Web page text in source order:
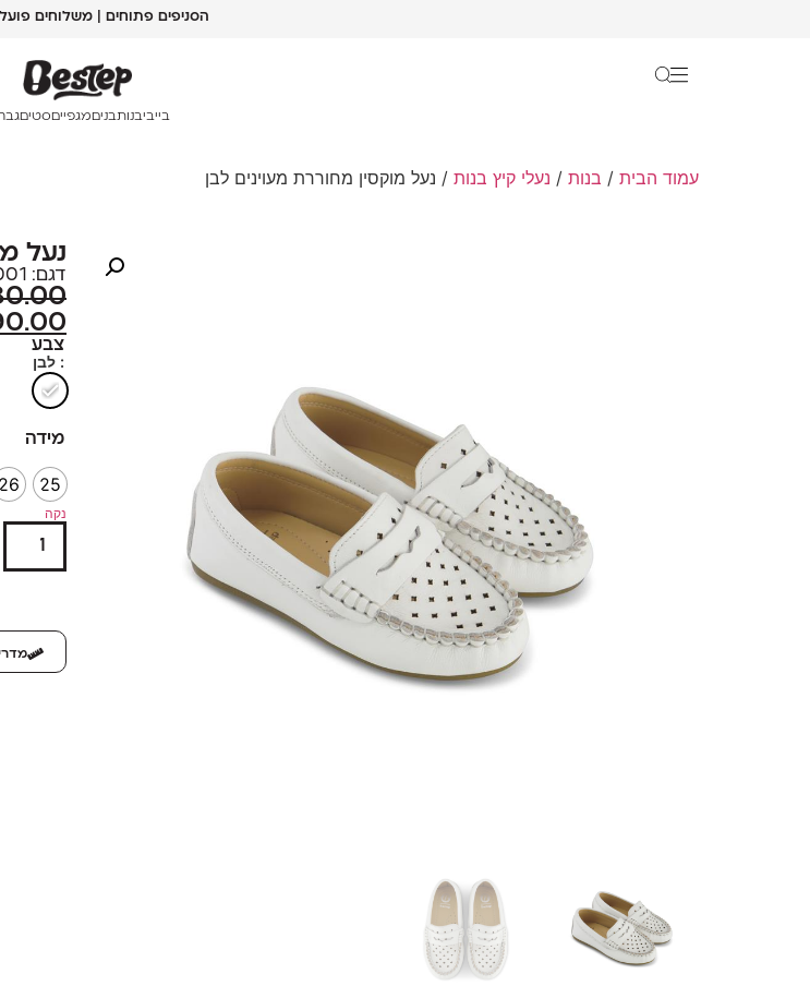
הסניפים פתוחים | משלוחים
בייביבנות בנים מגפיים סטים
עמוד הבית / בנות / נעלי קיץ בנות / נעל מוקסין מחוררת מעוינים לבן
נעל
דגם: 4001-W
צבע
: לבן
מידה
25
26
נקה